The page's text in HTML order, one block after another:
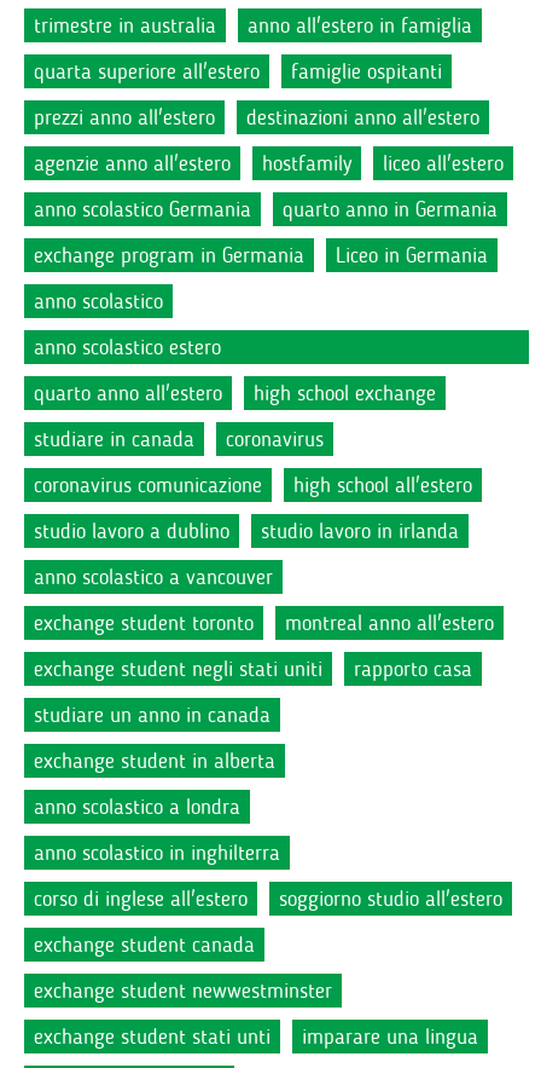
trimestre in australia
anno all'estero in famiglia
quarta superiore all'estero
famiglie ospitanti
prezzi anno all'estero
destinazioni anno all'estero
agenzie anno all'estero
hostfamily
liceo all'estero
anno scolastico Germania
quarto anno in Germania
exchange program in Germania
Liceo in Germania
anno scolastico
anno scolastico estero
quarto anno all'estero
high school exchange
studiare in canada
coronavirus
coronavirus comunicazione
high school all'estero
studio lavoro a dublino
studio lavoro in irlanda
anno scolastico a vancouver
exchange student toronto
montreal anno all'estero
exchange student negli stati uniti
rapporto casa
studiare un anno in canada
exchange student in alberta
anno scolastico a londra
anno scolastico in inghilterra
corso di inglese all'estero
soggiorno studio all'estero
exchange student canada
exchange student newwestminster
exchange student stati unti
imparare una lingua